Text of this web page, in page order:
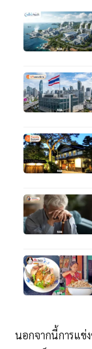
นอกจากนี้การแข่